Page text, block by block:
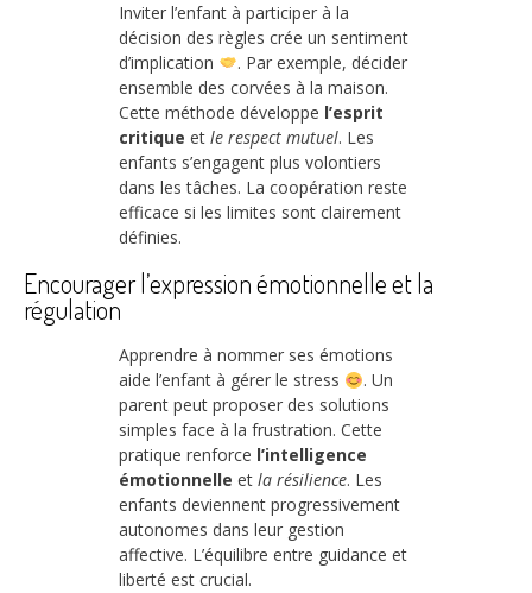
Inviter l’enfant à participer à la
décision des règles crée un sentiment
d’implication
. Par exemple, décider
ensemble des corvées à la maison.
Cette méthode développe l’esprit
critique et le respect mutuel. Les
enfants s’engagent plus volontiers
dans les tâches. La coopération reste
efficace si les limites sont clairement
définies.
Encourager l’expression émotionnelle et la
régulation
Apprendre à nommer ses émotions
aide l’enfant à gérer le stress
. Un
parent peut proposer des solutions
simples face à la frustration. Cette
pratique renforce l’intelligence
émotionnelle et la résilience. Les
enfants deviennent progressivement
autonomes dans leur gestion
affective. L’équilibre entre guidance et
liberté est crucial.